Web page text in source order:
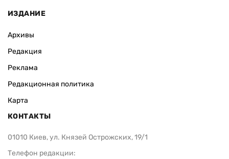
ИЗДАНИЕ
Архивы
Редакция
Реклама
Редакционная политика
Карта
КОНТАКТЫ
01010 Киев, ул. Князей Острожских, 19/1
Телефон редакции: